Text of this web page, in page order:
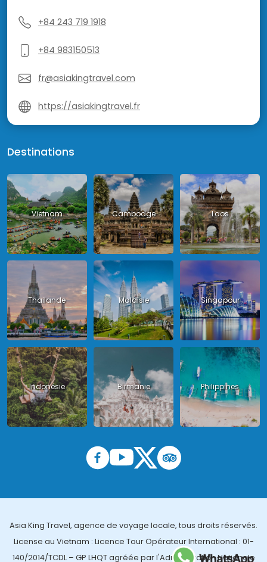
+84 243 719 1918
+84 983150513
fr@asiakingtravel.com
https://asiakingtravel.fr
Destinations
Vietnam Cambodge Laos
Thailande Malaisie Singapour
Indonésie Birmanie Philippines
Asia King Travel, agence de voyage locale, tous droits réservés.
License au Vietnam : Licence Tour Opérateur International : 01-
140/2014/TCDL – GP LHQT agréée par l'Administration Nationale